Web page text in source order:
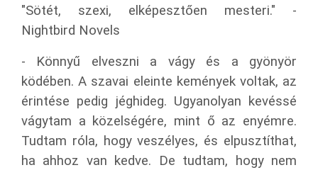
"Sötét, szexi, elképesztően mesteri." -
Nightbird Novels
- Könnyű elveszni a vágy és a gyönyör
ködében. A szavai eleinte kemények voltak, az
érintése pedig jéghideg. Ugyanolyan kevéssé
vágytam a közelségére, mint ő az enyémre.
Tudtam róla, hogy veszélyes, és elpusztíthat,
ha ahhoz van kedve. De tudtam, hogy nem